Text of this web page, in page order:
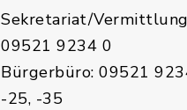
Sekretariat/
09521 9234 0
Bürgerbüro: 09521
-25, -35